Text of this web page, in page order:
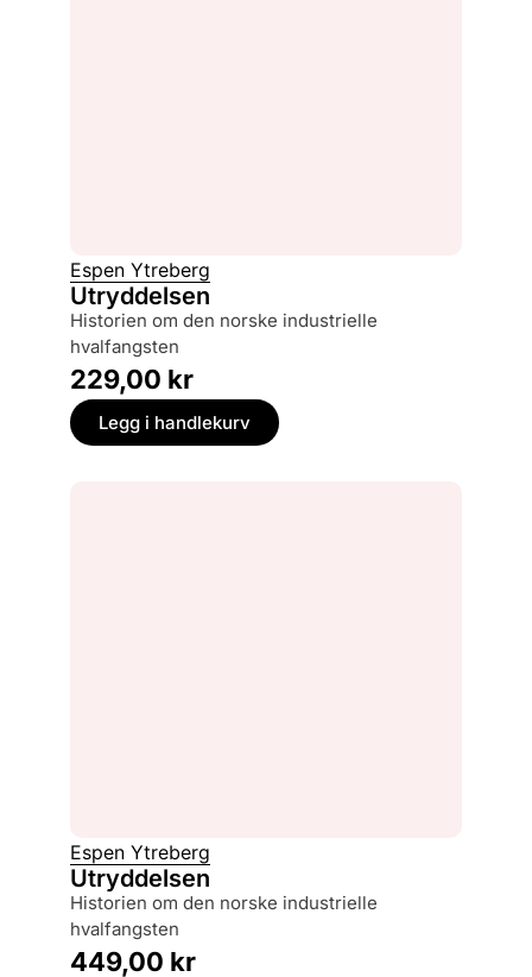
Espen Ytreberg
Utryddelsen
historien om den norske industrielle
hvalfangsten
229,00 kr
Legg i handlekurv
Espen Ytreberg
Utryddelsen
historien om den norske industrielle
hvalfangsten
449,00 kr